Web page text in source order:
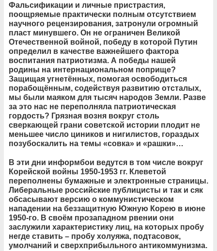
Фальсификации и личные пристрастия,
поощряемые практически полным отсутствием
научного рецензирования, затронули огромный
пласт минувшего. Он не ограничен Великой
Отечественной войной, победу в которой Путин
определил в качестве важнейшего фактора
воспитания патриотизма. А победы нашей
родины на интернациональном поприще?
Защищая угнетённых, помогая освободиться
порабощённым, содействуя развитию отсталых,
мы были маяком для тысяч народов Земли. Разве
за это нас не переполняла патриотическая
гордость? Грязная возня вокруг столь
сверкающей грани советской истории плодит не
меньшее число циников и нигилистов, гораздых
позубоскалить на темы «совка» и «рашки»…
В эти дни информбои ведутся в том числе вокруг
Корейской войны 1950-1953 гг. Клеветой
переполнены бумажные и электронные страницы.
Либеральные российские публицисты и так и сяк
обсасывают версию о коммунистическом
нападении на беззащитную Южную Корею в июне
1950-го. В своём прозападном рвении они
заслужили характеристику лиц, на которых пробу
негде ставить – пробу холуяжа, подтасовок,
умолчаний и сверхприбыльного антикоммунизма.